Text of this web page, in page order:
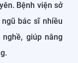
Bệnh viện sở
bác sĩ nhiều
giúp nâng